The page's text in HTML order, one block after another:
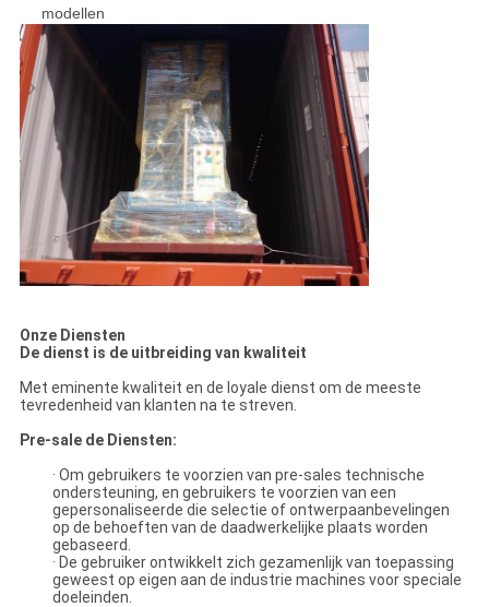
modellen
Onze Diensten
De dienst is de uitbreiding van kwaliteit
Met eminente kwaliteit en de loyale dienst om de meeste
tevredenheid van klanten na te streven.
Pre-sale de Diensten:
· Om gebruikers te voorzien van pre-sales technische
ondersteuning, en gebruikers te voorzien van een
gepersonaliseerde die selectie of ontwerpaanbevelingen
op de behoeften van de daadwerkelijke plaats worden
gebaseerd.
· De gebruiker ontwikkelt zich gezamenlijk van toepassing
geweest op eigen aan de industrie machines voor speciale
doeleinden.